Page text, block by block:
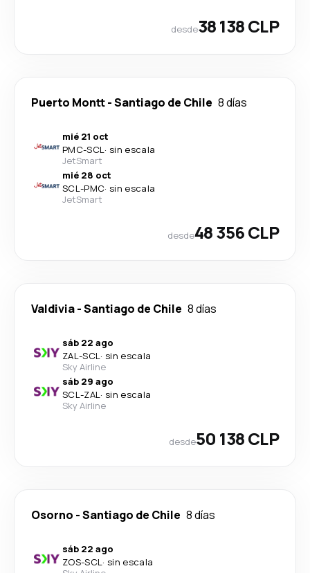
desde38 138 CLP
Puerto Montt-Santiago de Chile 8 días
mié 21 oct
PMC-SCL· sin escala
JetSmart
mié 28 oct
SCL-PMC· sin escala
JetSmart
desde48 356 CLP
Valdivia-Santiago de Chile 8 días
sáb 22 ago
ZAL-SCL· sin escala
Sky Airline
sáb 29 ago
SCL-ZAL· sin escala
Sky Airline
desde50 138 CLP
Osorno -Santiago de Chile 8 días
sáb 22 ago
ZOS-SCL· sin escala